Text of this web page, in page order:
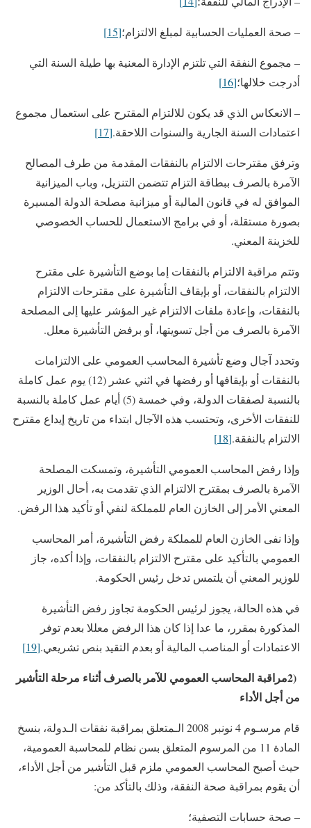
– صحة العمليات الحسابية لمبلغ الالتزام؛[15]
– مجموع النفقة التي تلتزم الإدارة المعنية بها طيلة السنة التي
أدرجت خلالها؛[16]
– الانعكاس الذي قد يكون للالتزام المقترح على استعمال مجموع
اعتمادات السنة الجارية والسنوات اللاحقة.[17]
وترفق مقترحات الالتزام بالنفقات المقدمة من طرف المصالح
الآمرة بالصرف ببطاقة التزام تتضمن التنزيل، وباب الميزانية
الموافق له في قانون المالية أو ميزانية مصلحة الدولة المسيرة
بصورة مستقلة، أو في برامج الاستعمال للحساب الخصوصي
للخزينة المعني.
وتتم مراقبة الالتزام بالنفقات إما بوضع التأشيرة على مقترح
الالتزام بالنفقات، أو بإيقاف التأشيرة على مقترحات الالتزام
بالنفقات، وإعادة ملفات الالتزام غير المؤشر عليها إلى المصلحة
الآمرة بالصرف من أجل تسويتها، أو برفض التأشيرة معلل.
وتحدد آجال وضع تأشيرة المحاسب العمومي على الالتزامات
بالنفقات أو بإيقافها أو رفضها في اثني عشر (12) يوم عمل كاملة
بالنسبة لصفقات الدولة، وفي خمسة (5) أيام عمل كاملة بالنسبة
للنفقات الأخرى، وتحتسب هذه الآجال ابتداء من تاريخ إيداع مقترح
الالتزام بالنفقة.[18]
وإذا رفض المحاسب العمومي التأشيرة، وتمسكت المصلحة
الآمرة بالصرف بمقترح الالتزام الذي تقدمت به، أحال الوزير
المعني الأمر إلى الخازن العام للمملكة لنفي أو تأكيد هذا الرفض.
وإذا نفى الخازن العام للمملكة رفض التأشيرة، أمر المحاسب
العمومي بالتأكيد على مقترح الالتزام بالنفقات، وإذا أكده، جاز
للوزير المعني أن يلتمس تدخل رئيس الحكومة.
في هذه الحالة، يجوز لرئيس الحكومة تجاوز رفض التأشيرة
المذكورة بمقرر، ما عدا إذا كان هذا الرفض معللا بعدم توفر
الاعتمادات أو المناصب المالية أو بعدم التقيد بنص تشريعي.[19]
(
2مراقبة المحاسب العمومي للآمر بالصرف أثناء مرحلة التأشير
من أجل الأداء
قام مرسـوم 4 نونبر 2008 الـمتعلق بمراقبة نفقات الـدولة، بنسخ
المادة 11 من المرسوم المتعلق بسن نظام للمحاسبة العمومية،
حيث أصبح المحاسب العمومي ملزم قبل التأشير من أجل الأداء،
أن يقوم بمراقبة صحة النفقة، وذلك بالتأكد من:
– صحة حسابات التصفية؛